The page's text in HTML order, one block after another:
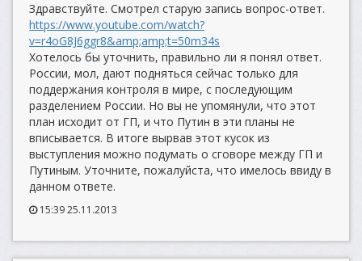
Здравствуйте. Смотрел старую запись вопрос-ответ.
https://www.youtube.com/watch?
v=r4oG8J6ggr8&amp;amp;t=50m34s
Хотелось бы уточнить, правильно ли я понял ответ.
России, мол, дают подняться сейчас только для
поддержания контроля в мире, с последующим
разделением России. Но вы не упомянули, что этот
план исходит от ГП, и что Путин в эти планы не
вписывается. В итоге вырвав этот кусок из
выступления можно подумать о сговоре между ГП и
Путиным. Уточните, пожалуйста, что имелось ввиду в
данном ответе.
15:39 25.11.2013